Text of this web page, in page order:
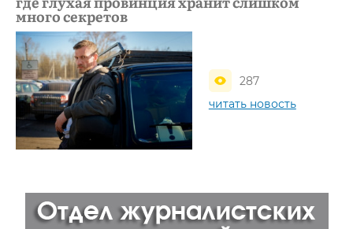
много секретов
287
читать новость